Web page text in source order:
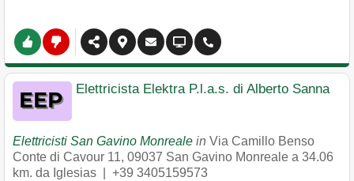
Elettricista Elektra P.l.a.s. di Alberto Sanna
Elettricisti San Gavino Monreale in Via Camillo Benso
Conte di Cavour 11, 09037 San Gavino Monreale a 34.06
km. da Iglesias | +39 3405159573